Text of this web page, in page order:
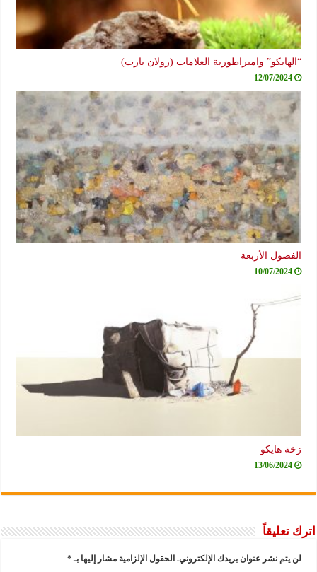
“الهايكو” وامبراطورية العلامات (رولان بارت)
12/07/2024
الفصول الأربعة
10/07/2024
زخة هايكو
13/06/2024
اترك تعليقاً
لن يتم نشر عنوان بريدك الإلكتروني. الحقول الإلزامية مشار إليها بـ*